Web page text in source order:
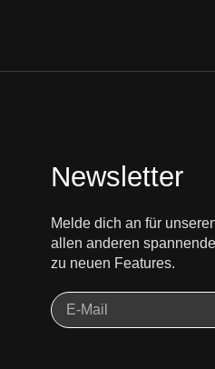
Newsletter
Melde dich an für
allen anderen
zu neuen Features.